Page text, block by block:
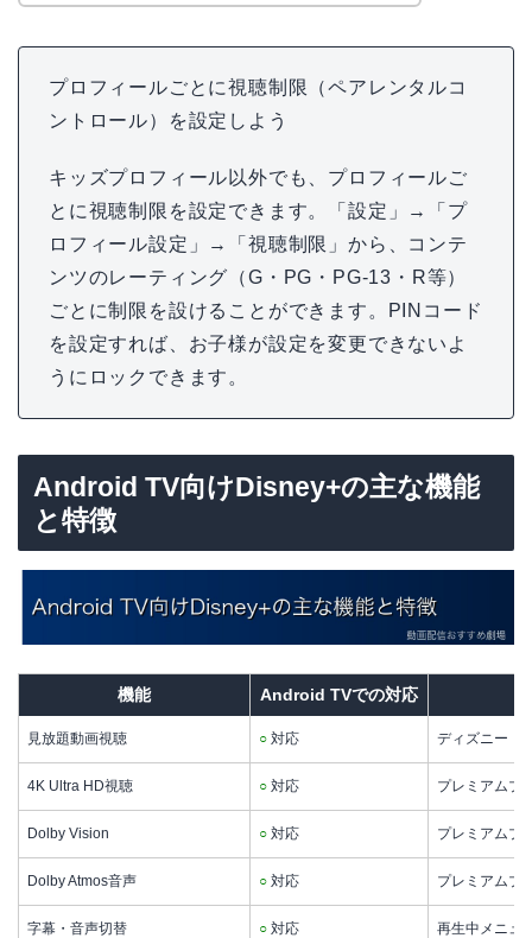
プロフィールごとに視聴制限（ペアレンタルコ
ントロール）を設定しよう
キッズプロフィール以外でも、プロフィールご
とに視聴制限を設定できます。「設定」→「プ
ロフィール設定」→「視聴制限」から、コンテ
ンツのレーティング（G・PG・PG-13・R等）
ごとに制限を設けることができます。PINコード
を設定すれば、お子様が設定を変更できないよ
うにロックできます。
Android TV向けDisney+の主な機能
と特徴
機能 Android TVでの対応
見放題動画視聴 ○ 対応 ディズニー・
4K Ultra HD視聴 ○ 対応 プレミアムプ
Dolby Vision ○ 対応 プレミアムプ
Dolby Atmos音声 ○ 対応 プレミアムプ
字幕・音声切替 ○ 対応 再生中メニュ